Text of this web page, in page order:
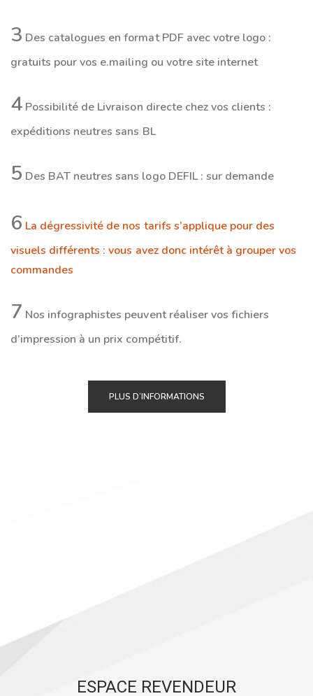
3 Des catalogues en format PDF avec votre logo :
gratuits pour vos e.mailing ou votre site internet
4 Possibilité de Livraison directe chez vos clients :
expéditions neutres sans BL
5 Des BAT neutres sans logo DEFIL : sur demande
6 La dégressivité de nos tarifs s’applique pour des
visuels différents : vous avez donc intérêt à grouper vos
commandes
7 Nos infographistes peuvent réaliser vos fichiers
d’impression à un prix compétitif.
PLUS D’INFORMATIONS
ESPACE REVENDEUR